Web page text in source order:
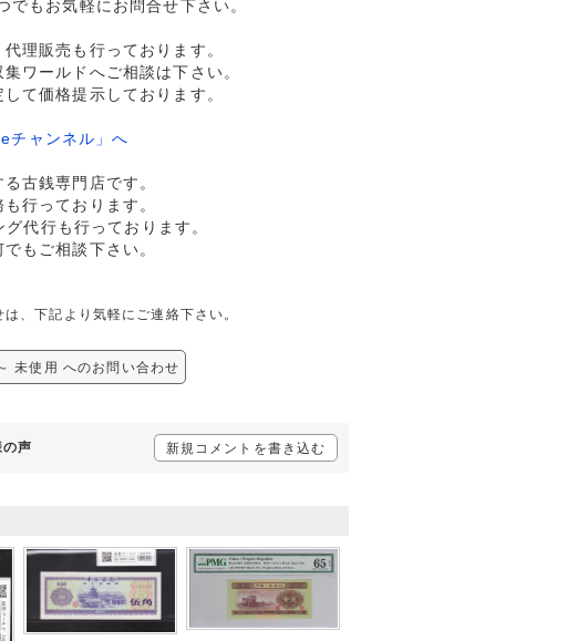
もお気軽にお問合せ下さい。
理販売も行っております。
ワールドへご相談は下さい。
て価格提示しております。
チャンネル」へ
古銭専門店です。
行っております。
代行も行っております。
もご相談下さい。
、下記より気軽にご連絡下さい。
未使用 へのお問い合わせ
声 新規コメントを書き込む